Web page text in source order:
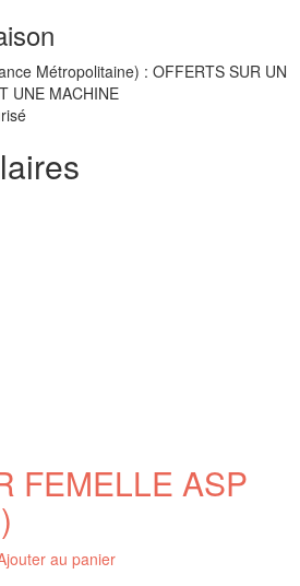
Métropolitaine) : OFFERTS SUR UN
UNE MACHINE
FEMELLE ASP
au panier